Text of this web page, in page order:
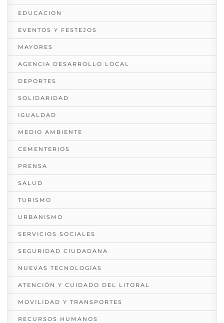
EDUCACION
EVENTOS Y FESTEJOS
MAYORES
AGENCIA DESARROLLO LOCAL
DEPORTES
SOLIDARIDAD
IGUALDAD
MEDIO AMBIENTE
CEMENTERIOS
PRENSA
SALUD
TURISMO
URBANISMO
SERVICIOS SOCIALES
SEGURIDAD CIUDADANA
NUEVAS TECNOLOGÍAS
ATENCIÓN Y CUIDADO DEL LITORAL
MOVILIDAD Y TRANSPORTES
RECURSOS HUMANOS